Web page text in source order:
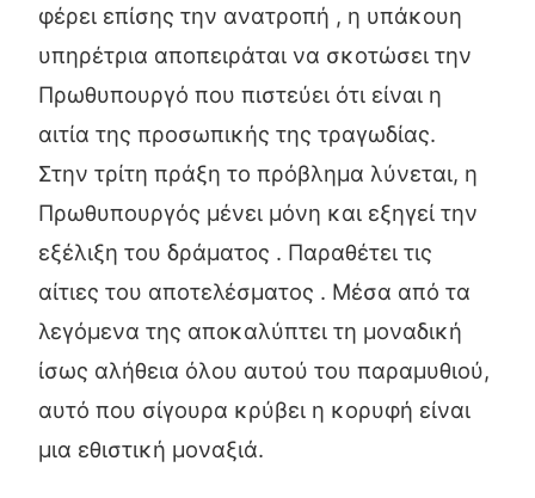
φέρει επίσης την ανατροπή , η υπάκουη
υπηρέτρια αποπειράται να σκοτώσει την
Πρωθυπουργό που πιστεύει ότι είναι η
αιτία της προσωπικής της τραγωδίας.
Στην τρίτη πράξη το πρόβλημα λύνεται, η
Πρωθυπουργός μένει μόνη και εξηγεί την
εξέλιξη του δράματος . Παραθέτει τις
αίτιες του αποτελέσματος . Μέσα από τα
λεγόμενα της αποκαλύπτει τη μοναδική
ίσως αλήθεια όλου αυτού του παραμυθιού,
αυτό που σίγουρα κρύβει η κορυφή είναι
μια εθιστική μοναξιά.